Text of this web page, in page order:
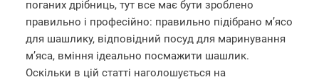
поганих дрібниць, тут все має бути зроблено
правильно і професійно: правильно підібрано м’ясо
для шашлику, відповідний посуд для маринування
м’яса, вміння ідеально посмажити шашлик.
Оскільки в цій статті наголошується на